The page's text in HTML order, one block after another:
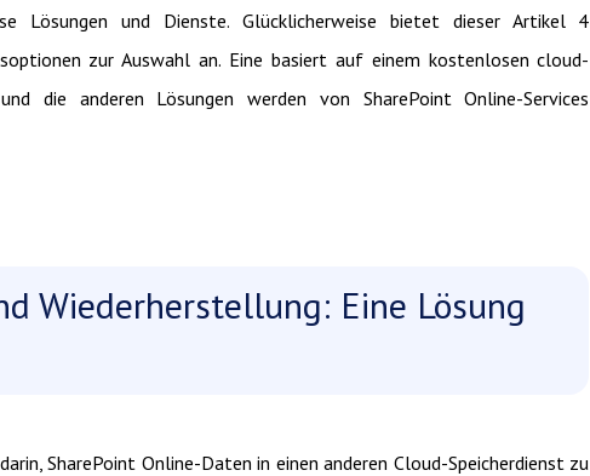
Lösungen und Dienste. Glücklicherweise bietet dieser Artikel 4
zur Auswahl an. Eine basiert auf einem kostenlosen cloud-
und die anderen Lösungen werden von SharePoint Online-Services
Wiederherstellung: Eine Lösung
SharePoint Online-Daten in einen anderen Cloud-Speicherdienst zu